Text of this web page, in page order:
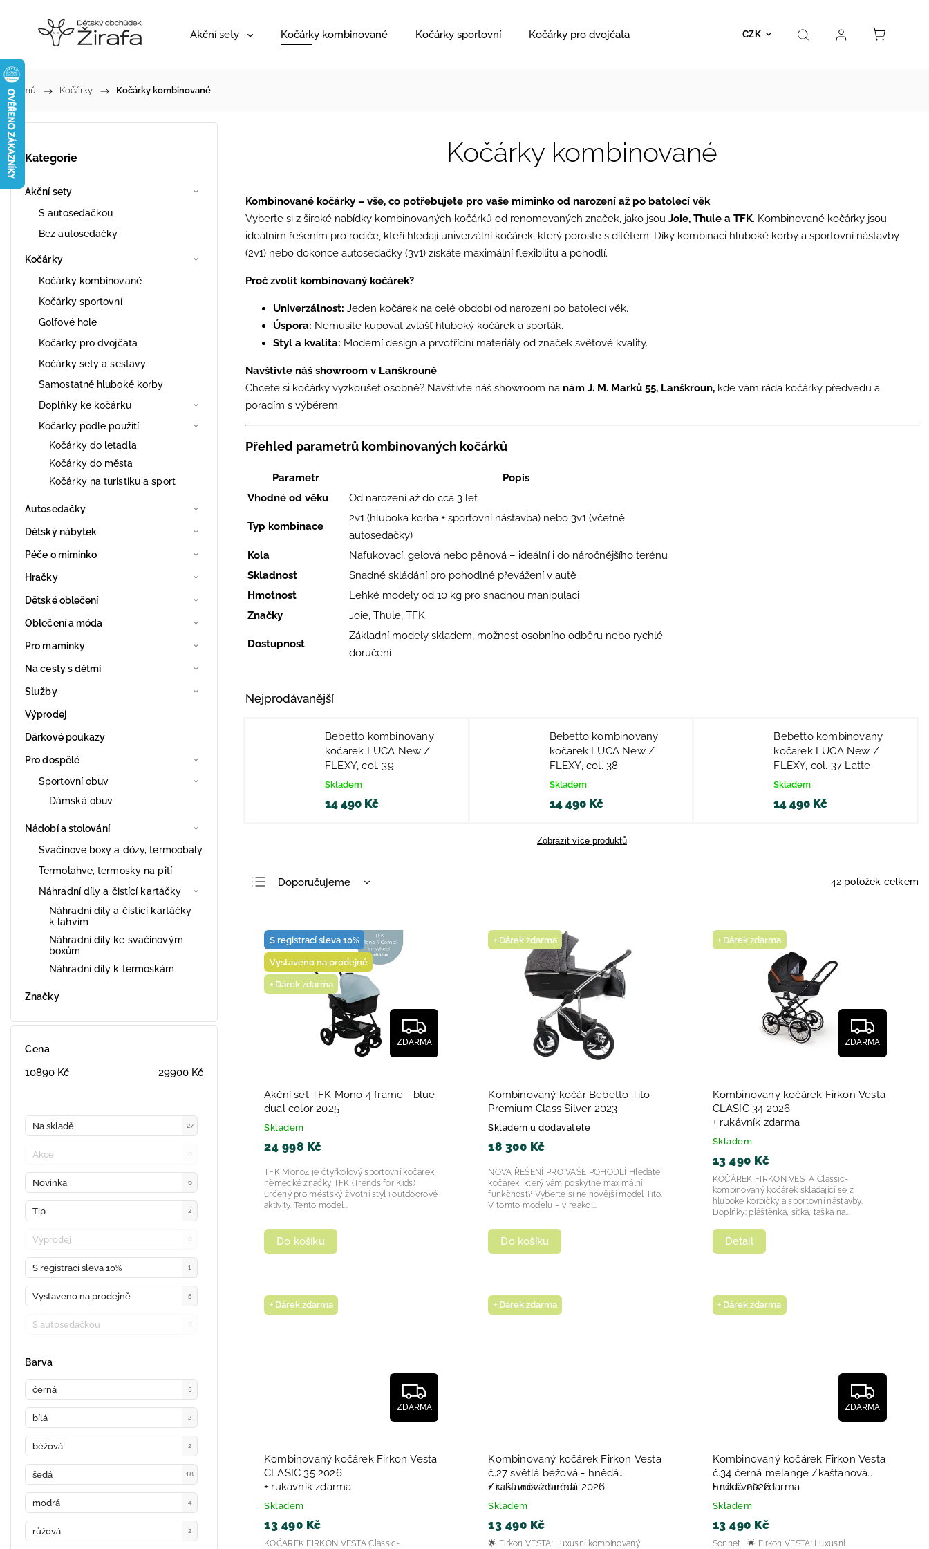
CZK
Akční sety Kočárky kombinované Kočárky sportovní Kočárky pro dvojčata Hračky Prodejna Kontakt
Domů / Kočárky / Kočárky kombinované
Kategorie
Akční sety
S autosedačkou
Bez autosedačky
Kočárky
Kočárky kombinované
Kočárky sportovní
Golfové hole
Kočárky pro dvojčata
Kočárky sety a sestavy
Samostatné hluboké korby
Doplňky ke kočárku
Kočárky podle použití
Kočárky do letadla
Kočárky do města
Kočárky na turistiku a sport
Autosedačky
Dětský nábytek
Péče o miminko
Hračky
Dětské oblečení
Oblečení a móda
Pro maminky
Na cesty s dětmi
Služby
Výprodej
Dárkové poukazy
Pro dospělé
Sportovní obuv
Dámská obuv
Nádobí a stolování
Svačinové boxy a dózy, termoobaly
Termolahve, termosky na pití
Náhradní díly a čistící kartáčky
Náhradní díly a čistící kartáčky
k lahvím
Náhradní díly ke svačinovým
boxům
Náhradní díly k termoskám
Značky
Cena
10890 Kč 29900 Kč
Na skladě 27
Akce 0
Novinka 6
Tip 2
Výprodej 0
S registrací sleva 10% 1
Vystaveno na prodejně 5
S autosedačkou 0
Barva
černá 5
bílá 2
béžová 2
šedá 18
modrá 4
růžová 2
Kočárky kombinované
Kombinované kočárky – vše, co potřebujete pro vaše miminko od narození až po batolecí věk
Vyberte si z široké nabídky kombinovaných kočárků od renomovaných značek, jako jsou Joie, Thule a TFK. Kombinované kočárky jsou
ideálním řešením pro rodiče, kteří hledají univerzální kočárek, který poroste s dítětem. Díky kombinaci hluboké korby a sportovní nástavby
(2v1) nebo dokonce autosedačky (3v1) získáte maximální flexibilitu a pohodlí.
Proč zvolit kombinovaný kočárek?
Univerzálnost: Jeden kočárek na celé období od narození po batolecí věk.
Úspora: Nemusíte kupovat zvlášť hluboký kočárek a sporťák.
Styl a kvalita: Moderní design a prvotřídní materiály od značek světové kvality.
Navštivte náš showroom v Lanškrouně
Chcete si kočárky vyzkoušet osobně? Navštivte náš showroom na nám J. M. Marků 55, Lanškroun, kde vám ráda kočárky předvedu a
poradím s výběrem.
Přehled parametrů kombinovaných kočárků
Parametr
Popis
Vhodné od věku
Od narození až do cca 3 let
Typ kombinace
2v1 (hluboká korba + sportovní nástavba) nebo 3v1 (včetně
autosedačky)
Kola
Nafukovací, gelová nebo pěnová – ideální i do náročnějšího terénu
Skladnost
Snadné skládání pro pohodlné převážení v autě
Hmotnost
Lehké modely od 10 kg pro snadnou manipulaci
Značky
Joie, Thule, TFK
Dostupnost
Základní modely skladem, možnost osobního odběru nebo rychlé
doručení
Nejprodávanější
Bebetto kombinovany
kočarek LUCA New /
FLEXY, col. 39
Skladem
14 490 Kč
Bebetto kombinovany
kočarek LUCA New /
FLEXY, col. 38
Skladem
14 490 Kč
Bebetto kombinovany
kočarek LUCA New /
FLEXY, col. 37 Latte
Skladem
14 490 Kč
Zobrazit více produktů
Doporučujeme
Nejprodávanější
Abecedně
42 položek celkem
S registrací sleva 10%
Vystaveno na prodejně
+ Dárek zdarma
ZDARMA
Akční set TFK Mono 4 frame - blue
dual color 2025
Skladem
24 998 Kč
Do košíku
TFK Mono4 je čtyřkolový sportovní kočárek
německé značky TFK (Trends for Kids)
určený pro městský životní styl i outdoorové
aktivity. Tento model...
+ Dárek zdarma
Kombinovaný kočár Bebetto Tito
Premium Class Silver 2023
Skladem u dodavatele
18 300 Kč
Do košíku
NOVÁ ŘEŠENÍ PRO VAŠE POHODLÍ Hledáte
kočárek, který vám poskytne maximální
funkčnost? Vyberte si nejnovější model Tito.
V tomto modelu – v reakci...
+ Dárek zdarma
ZDARMA
Kombinovaný kočárek Firkon Vesta
CLASIC 34 2026
+ rukávník zdarma
Skladem
13 490 Kč
Detail
KOČÁREK FIRKON VESTA Classic-
kombinovaný kočárek skládající se z
hluboké korbičky a sportovní nástavby.
Doplňky: pláštěnka, síťka, taška na...
+ Dárek zdarma
ZDARMA
Kombinovaný kočárek Firkon Vesta
CLASIC 35 2026
+ rukávník zdarma
Skladem
13 490 Kč
KOČÁREK FIRKON VESTA Classic-
+ Dárek zdarma
Kombinovaný kočárek Firkon Vesta
č.27 světlá béžová - hnědá
/kaštanová hnědá 2026
+ rukávník zdarma
Skladem
13 490 Kč
🌟 Firkon VESTA: Luxusní kombinovaný
+ Dárek zdarma
ZDARMA
Kombinovaný kočárek Firkon Vesta
č.34 černá melange /kaštanová
hnědá 2026
+ rukávník zdarma
Skladem
13 490 Kč
Sonnet 🌟 Firkon VESTA: Luxusní